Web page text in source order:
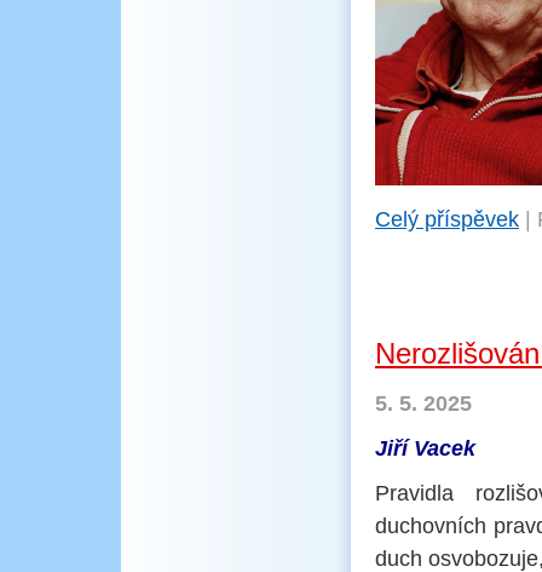
Celý příspěvek
5. 5. 2025
Jiří Vacek
Pravidla
duchovních
duch